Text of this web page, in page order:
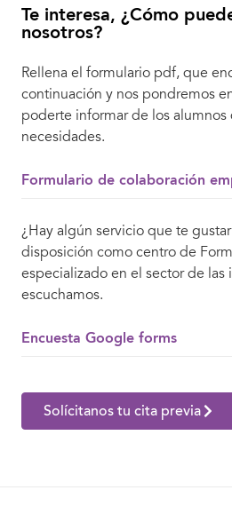
Te interesa, ¿Cómo
nosotros?
Rellena el formulario pdf, que
continuación y nos pondremos
poderte informar de los
necesidades.
Formulario de colaboración
¿Hay algún servicio que te
disposición como centro de
especializado en el sector de las
escuchamos.
Encuesta Google forms
Solícitanos tu cita previa